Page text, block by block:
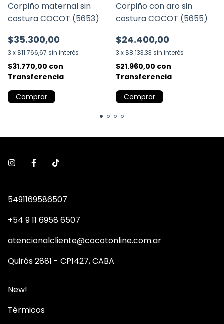
Corpiño maternal sin
costura COCOT (5653)
$35.300,00
3 x $11.766,67 sin interés
$31.770,00 con
Transferencia
Comprar
Corpiño con aro sin
costura COCOT (5655)
$24.400,00
3 x $8.133,33 sin interés
$21.960,00 con
Transferencia
Comprar
5491169586507
+54 9 11 6958 6507
atencionalcliente@cocotonline.com.ar
Quirós 2881 - CP1427, CABA
New!
Térmicos